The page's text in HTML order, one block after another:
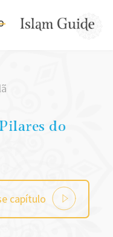
do
capítulo